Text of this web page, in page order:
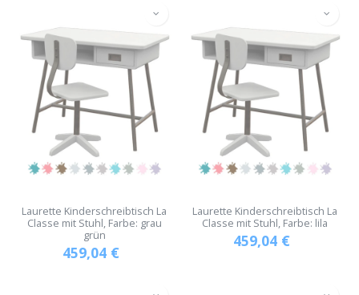
Laurette Kinderschreibtisch La
Classe mit Stuhl, Farbe: grau
grün
459,04 €
Laurette Kinderschreibtisch La
Classe mit Stuhl, Farbe: lila
459,04 €